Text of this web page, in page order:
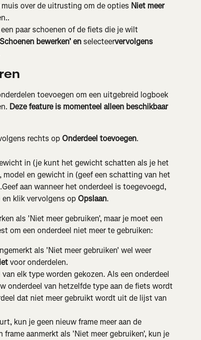
over de uitrusting om de opties Niet meer
paar schoenen of de fiets die je wilt
bewerken’ en selecteervervolgens
toevoegen om een uitgebreid logboek
Deze feature is momenteel alleen beschikbaar
rechts op Onderdeel toevoegen.
in (je kunt het gewicht schatten als je het
model en gewicht in (geef een schatting van het
aan wanneer het onderdeel is toegevoegd,
klik vervolgens op Opslaan.
als 'Niet meer gebruiken', maar je moet een
om een onderdeel niet meer te gebruiken:
als 'Niet meer gebruiken' wel weer
voor onderdelen.
elk type worden gekozen. Als een onderdeel
onderdeel van hetzelfde type aan de fiets wordt
dat niet meer gebruikt wordt uit de lijst van
kun je geen nieuw frame meer aan de
aanmerkt als 'Niet meer gebruiken', kun je